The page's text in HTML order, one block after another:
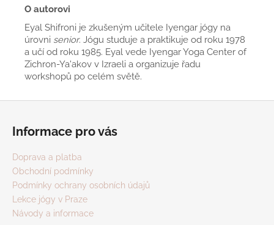
O autorovi
Eyal Shifroni je zkušeným učitele Iyengar jógy na
úrovni senior. Jógu studuje a praktikuje od roku 1978
a učí od roku 1985. Eyal vede Iyengar Yoga Center of
Zichron-Ya'akov v Izraeli a organizuje řadu
workshopů po celém světě.
Informace pro vás
Doprava a platba
Obchodní podmínky
Podmínky ochrany osobních údajů
Lekce jógy v Praze
Návody a informace